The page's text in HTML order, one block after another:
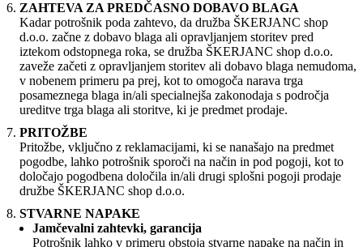
ZAHTEVA ZA PREDČASNO DOBAVO BLAGA
Kadar potrošnik poda zahtevo, da družba ŠKERJANC shop
d.o.o. začne z dobavo blaga ali opravljanjem storitev pred
iztekom odstopnega roka, se družba ŠKERJANC shop d.o.o.
zaveže začeti z opravljanjem storitev ali dobavo blaga nemudoma,
v nobenem primeru pa prej, kot to omogoča narava trga
posameznega blaga in/ali specialnejša zakonodaja s področja
ureditve trga blaga ali storitve, ki je predmet prodaje.
PRITOŽBE
Pritožbe, vključno z reklamacijami, ki se nanašajo na predmet
pogodbe, lahko potrošnik sporoči na način in pod pogoji, kot to
določajo pogodbena določila in/ali drugi splošni pogoji prodaje
družbe ŠKERJANC shop d.o.o.
STVARNE NAPAKE
Jamčevalni zahtevki, garancija
Potrošnik lahko v primeru obstoja stvarne napake na način in